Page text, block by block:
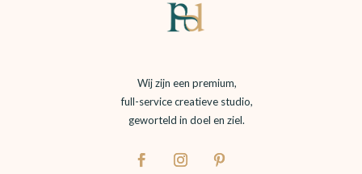
Wij zijn een premium,
full-service creatieve studio,
geworteld in doel en ziel.